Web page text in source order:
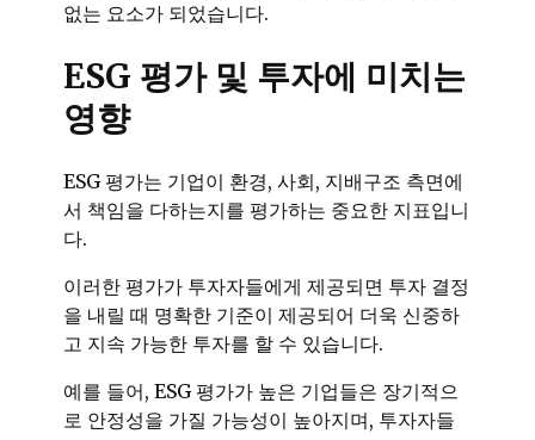
없는 요소가 되었습니다.
ESG 평가 및 투자에 미치는
영향
ESG 평가는 기업이 환경, 사회, 지배구조 측면에
서 책임을 다하는지를 평가하는 중요한 지표입니
다.
이러한 평가가 투자자들에게 제공되면 투자 결정
을 내릴 때 명확한 기준이 제공되어 더욱 신중하
고 지속 가능한 투자를 할 수 있습니다.
예를 들어, ESG 평가가 높은 기업들은 장기적으
로 안정성을 가질 가능성이 높아지며, 투자자들